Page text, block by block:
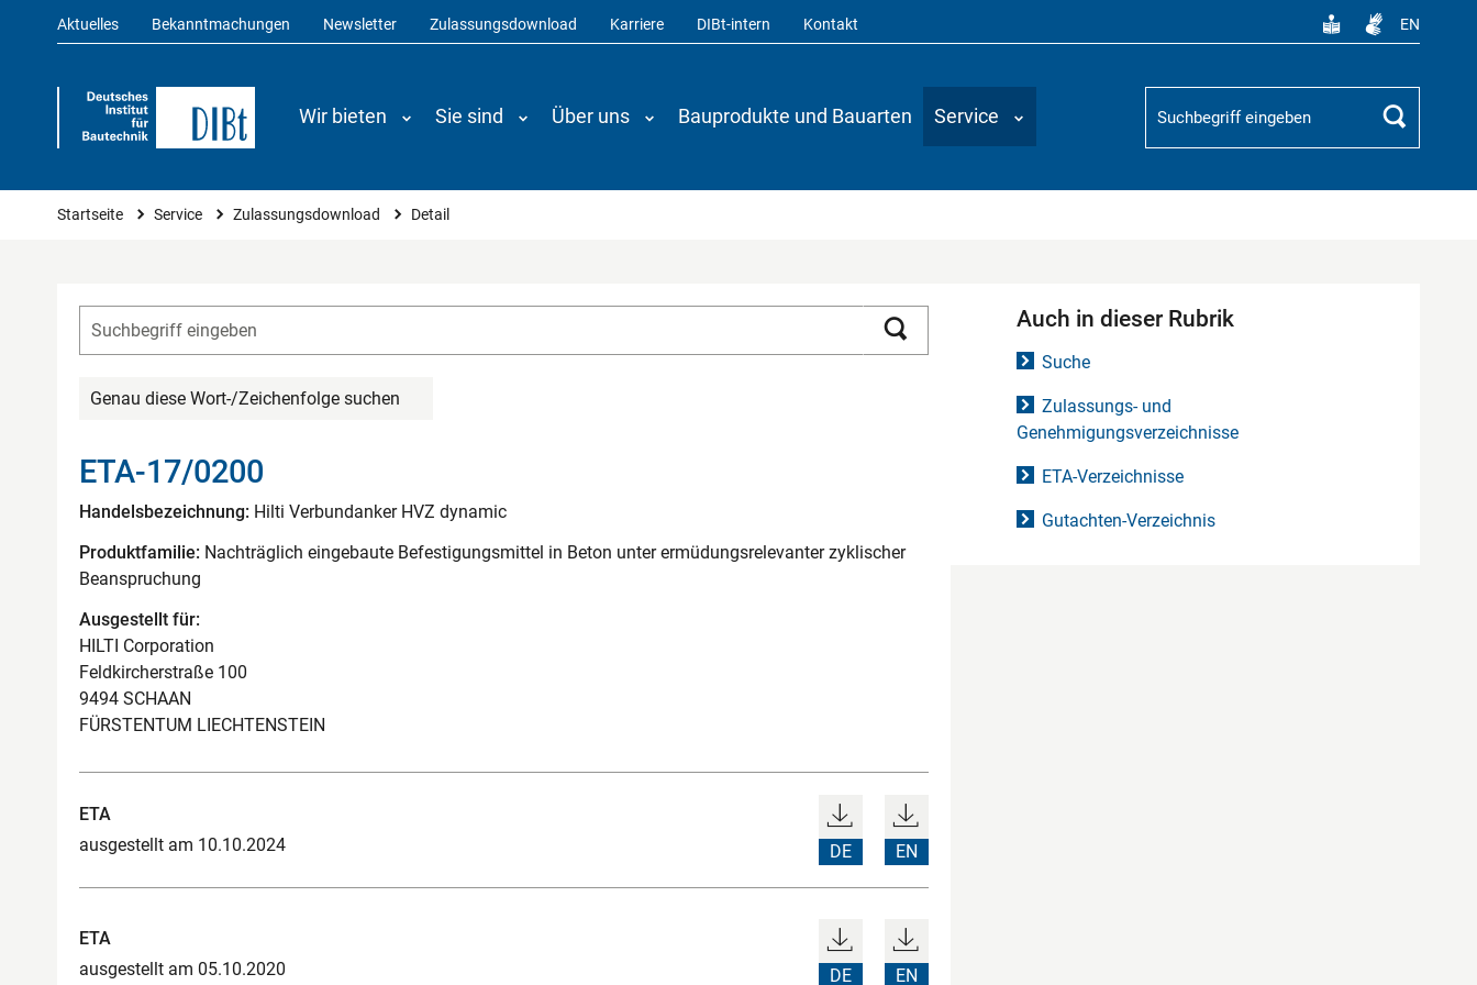
Aktuelles Bekanntmachungen Newsletter Zulassungsdownload Karriere DIBt-intern Kontakt EN
Wir bieten Sie sind Über uns Bauprodukte und Bauarten Service
Suchbegriff
Suchen
Sie sind hier
Startseite Service Zulassungsdownload Detail
Genau diese Wort-/Zeichenfolge suchen
ETA-17/0200
Handelsbezeichnung: Hilti Verbundanker HVZ dynamic
Produktfamilie: Nachträglich eingebaute Befestigungsmittel in Beton unter ermüdungsrelevanter zyklischer
Beanspruchung
Ausgestellt für:
HILTI Corporation
Feldkircherstraße 100
9494 SCHAAN
FÜRSTENTUM LIECHTENSTEIN
ETA
ausgestellt am 10.10.2024
DE EN
ETA
ausgestellt am 05.10.2020
DE EN
Auch in dieser Rubrik
Suche
Zulassungs- und
Genehmigungsverzeichnisse
ETA-Verzeichnisse
Gutachten-Verzeichnis